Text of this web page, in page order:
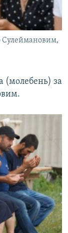
Сулеймановим,
(молебень) за